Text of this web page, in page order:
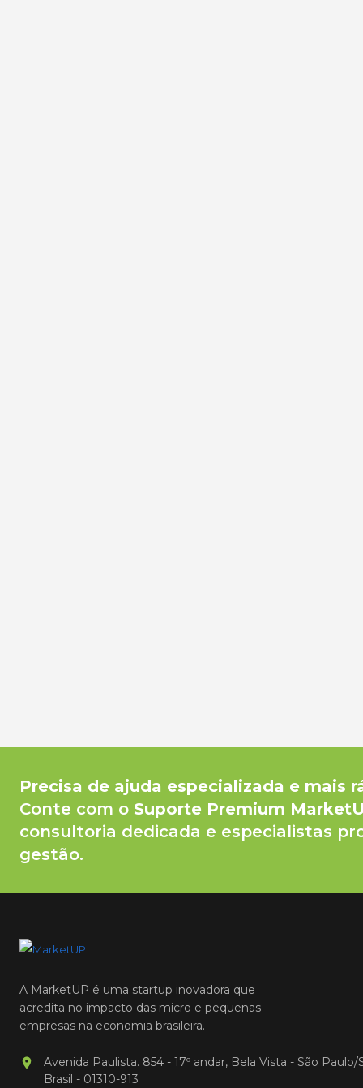
Precisa de ajuda especializada e mais
Conte com o Suporte Premium
consultoria dedicada e especialistas
gestão.
A MarketUP é uma startup inovadora que
acredita no impacto das micro e pequenas
empresas na economia brasileira.
Avenida Paulista. 854 - 17º andar, Bela Vista - São Paulo/
Brasil - 01310-913